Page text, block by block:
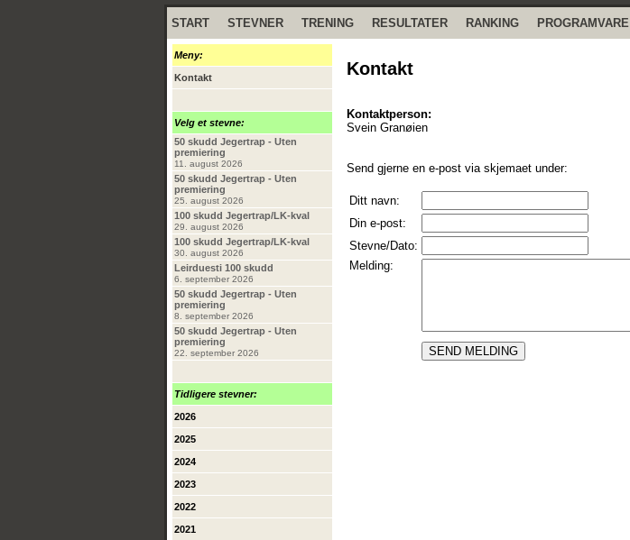
START STEVNER TRENING RESULTATER RANKING PROGRAMVARE
Meny:
Kontakt
Velg et stevne:
50 skudd Jegertrap - Uten
premiering
11. august 2026
50 skudd Jegertrap - Uten
premiering
25. august 2026
100 skudd Jegertrap/LK-kval
29. august 2026
100 skudd Jegertrap/LK-kval
30. august 2026
Leirduesti 100 skudd
6. september 2026
50 skudd Jegertrap - Uten
premiering
8. september 2026
50 skudd Jegertrap - Uten
premiering
22. september 2026
Tidligere stevner:
2026
2025
2024
2023
2022
2021
Kontakt
Kontaktperson:
Svein Granøien
Send gjerne en e-post via skjemaet under:
Ditt navn:
Din e-post:
Stevne/Dato:
Melding: